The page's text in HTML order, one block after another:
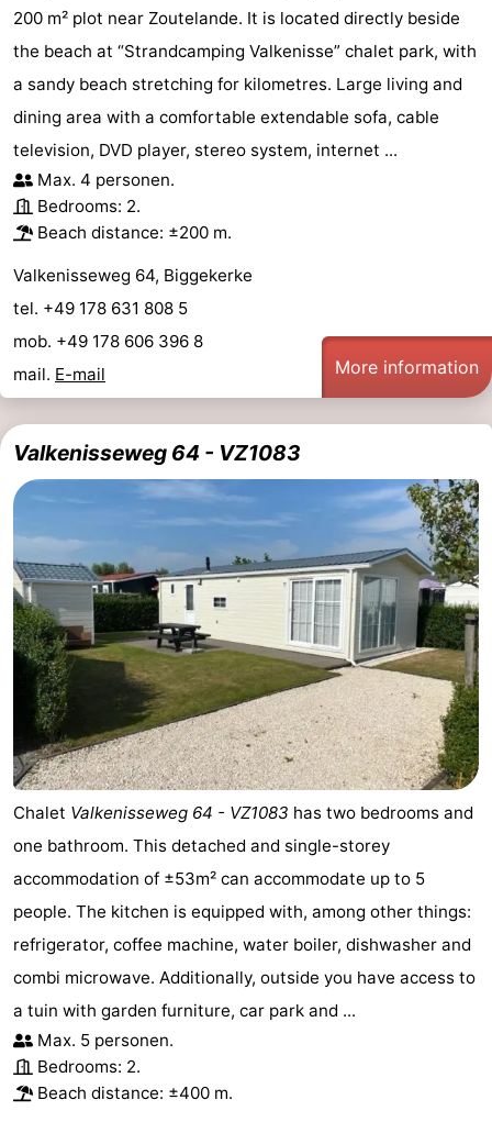
200 m² plot near Zoutelande. It is located directly beside
the beach at “Strandcamping Valkenisse” chalet park, with
a sandy beach stretching for kilometres. Large living and
dining area with a comfortable extendable sofa, cable
television, DVD player, stereo system, internet ...
Max. 4 personen.
Bedrooms: 2.
Beach distance: ±200 m.
Valkenisseweg 64, Biggekerke
tel. +49 178 631 808 5
mob. +49 178 606 396 8
mail. E-mail More information
Valkenisseweg 64 - VZ1083
Chalet Valkenisseweg 64 - VZ1083 has two bedrooms and
one bathroom. This detached and single-storey
accommodation of ±53m² can accommodate up to 5
people. The kitchen is equipped with, among other things:
refrigerator, coffee machine, water boiler, dishwasher and
combi microwave. Additionally, outside you have access to
a tuin with garden furniture, car park and ...
Max. 5 personen.
Bedrooms: 2.
Beach distance: ±400 m.